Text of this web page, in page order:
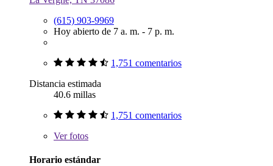
(615) 903-9969
Hoy abierto de 7 a. m. - 7 p. m.
1,751 comentarios
Distancia estimada
40.6 millas
1,751 comentarios
Verfotos
Horario estándar